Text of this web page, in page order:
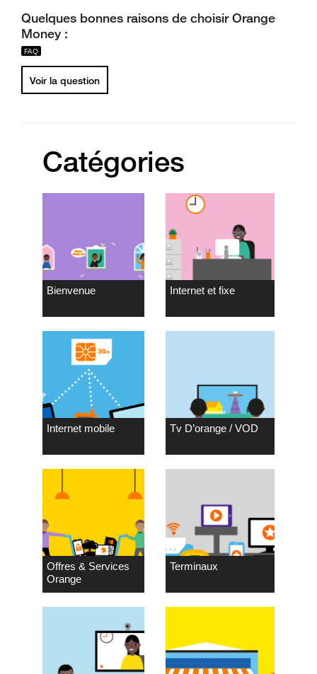
Quelques bonnes raisons de choisir Orange
Money :
Voir la question
Catégories
Bienvenue Internet et fixe
Internet mobile Tv D’orange / VOD
Offres & Services
Orange
Terminaux